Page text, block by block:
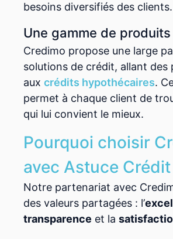
besoins diversifiés des clients.
Une gamme de
Credimo propose une large
solutions de crédit, allant des
aux crédits hypothécaires.
permet à chaque client de
qui lui convient le mieux.
Pourquoi choisir
avec Astuce Crédit
Notre partenariat avec
des valeurs partagées : l’
transparence et la